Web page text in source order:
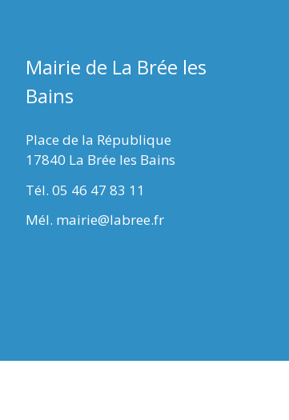
Mairie de La Brée les
Bains
Place de la République
17840 La Brée les Bains
Tél. 05 46 47 83 11
Mél. mairie@labree.fr